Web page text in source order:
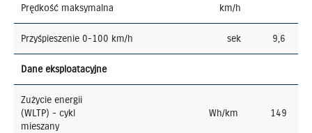
Prędkość maksymalna km/h
Przyśpieszenie 0-100 km/h sek 9,6
Dane eksploatacyjne
Zużycie energii
(WLTP) - cykl
mieszany
Wh/km 149